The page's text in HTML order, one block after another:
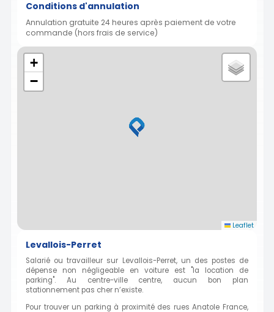
Conditions d'annulation
Annulation gratuite 24 heures après paiement de votre
commande (hors frais de service)
+
−
Leaflet
Levallois-Perret
Salarié ou travailleur sur Levallois-Perret, un des postes de
dépense non négligeable en voiture est "la location de
parking". Au centre-ville centre, aucun bon plan
stationnement pas cher n’existe.
Pour trouver un parking à proximité des rues Anatole France,